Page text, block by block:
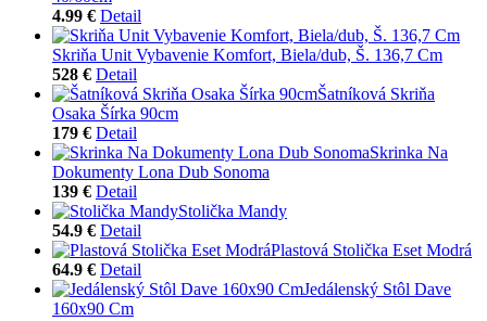
4.99 € Detail
Skriňa Unit Vybavenie Komfort, Biela/dub, Š. 136,7 Cm
528 € Detail
Šatníková Skriňa
Osaka Šírka 90cm
179 € Detail
Skrinka Na
Dokumenty Lona Dub Sonoma
139 € Detail
Stolička Mandy
54.9 € Detail
Plastová Stolička Eset Modrá
64.9 € Detail
Jedálenský Stôl Dave
160x90 Cm